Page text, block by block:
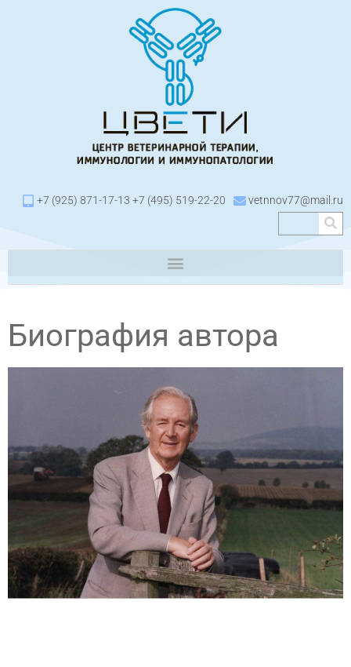
+7 (925) 871-17-13 +7 (495) 519-22-20 vetnnov77@mail.ru
Биография автора